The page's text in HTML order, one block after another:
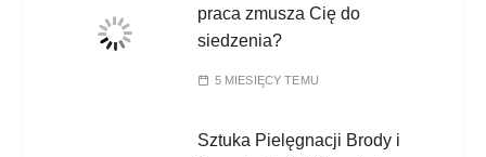
praca zmusza Cię do
siedzenia?
5 MIESIĘCY TEMU
Sztuka Pielęgnacji Brody i